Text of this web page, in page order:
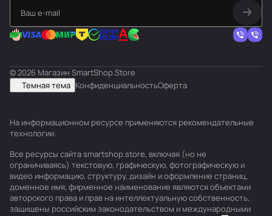
© 2026 Магазин SmartShop.Store
Темная тема КонфиденциальностьОферта
На информационном ресурсе применяются рекомендательные
технологии.
Все ресурсы сайта smartshop.store, включая (но не
ограничиваясь) текстовую, графическую, фотографическую и
видео информацию, структуру, дизайн и оформление страниц,
доменное имя, фирменное наименование являются объектами
авторского права и прав на интеллектуальную собственность,
защищены российским законодательством и международными